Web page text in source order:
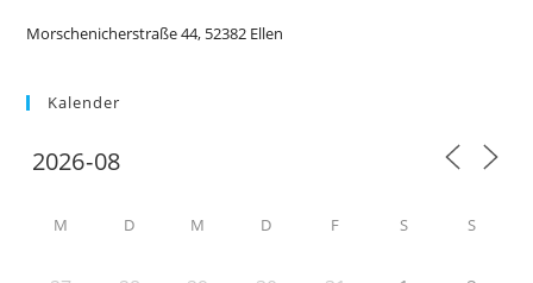
Morschenicherstraße 44, 52382 Ellen
Kalender
M D M D F S S